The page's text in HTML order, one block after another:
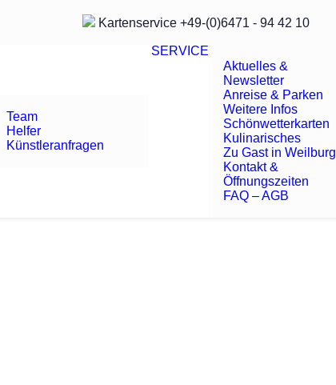
Kartenservice +49-(0)6471 - 94 42 10
Team
Helfer
Künstleranfragen
SERVICE
Aktuelles &
Newsletter
Anreise & Parken
Weitere Infos
Schönwetterkarten
Kulinarisches
Zu Gast in Weilburg
Kontakt &
Öffnungszeiten
FAQ – AGB